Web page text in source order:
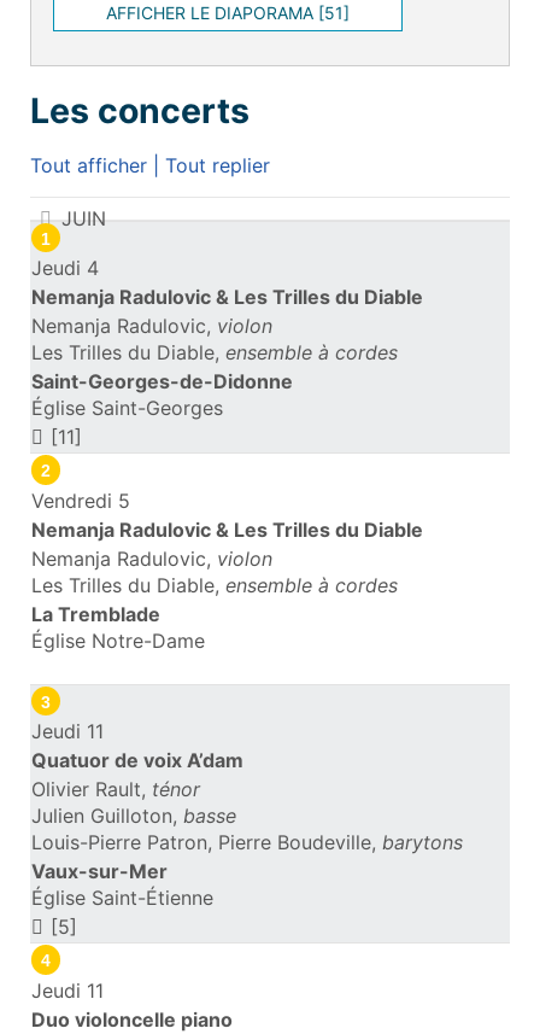
AFFICHER LE DIAPORAMA [51]
Les concerts
Tout afficher
Tout replier
Les concerts
JUIN
1
Jeudi 4
Nemanja Radulovic & Les Trilles du Diable
Nemanja Radulovic, violon
Les Trilles du Diable, ensemble à cordes
Saint-Georges-de-Didonne
Église Saint-Georges
[11]
2
Vendredi 5
Nemanja Radulovic & Les Trilles du Diable
Nemanja Radulovic, violon
Les Trilles du Diable, ensemble à cordes
La Tremblade
Église Notre-Dame
3
Jeudi 11
Quatuor de voix A’dam
Olivier Rault, ténor
Julien Guilloton, basse
Louis-Pierre Patron, Pierre Boudeville, barytons
Vaux-sur-Mer
Église Saint-Étienne
[5]
4
Jeudi 11
Duo violoncelle piano